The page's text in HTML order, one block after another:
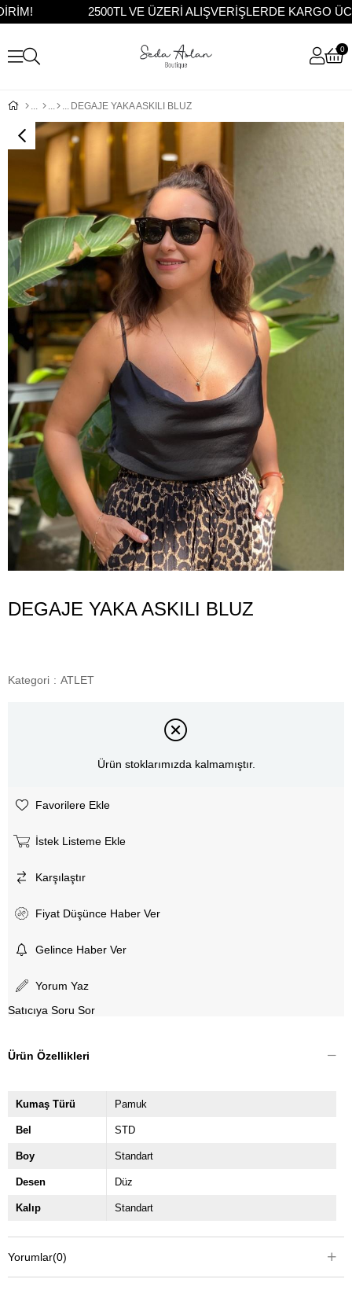
2500TL VE ÜZERİ ALIŞVERİŞLERDE KARGO
0
DEGAJE YAKA ASKILI BLUZ
DEGAJE YAKA ASKILI BLUZ
Kategori : ATLET
Ürün stoklarımızda kalmamıştır.
Favorilere Ekle
İstek Listeme Ekle
Karşılaştır
Fiyat Düşünce Haber Ver
Gelince Haber Ver
Yorum Yaz
Satıcıya Soru Sor
Ürün Özellikleri
Kumaş Türü Pamuk
Bel STD
Boy Standart
Desen Düz
Kalıp Standart
Yorumlar(0)